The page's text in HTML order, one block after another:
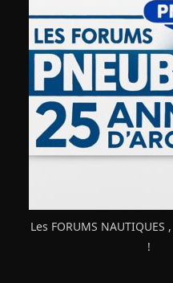
Les FORUMS
!